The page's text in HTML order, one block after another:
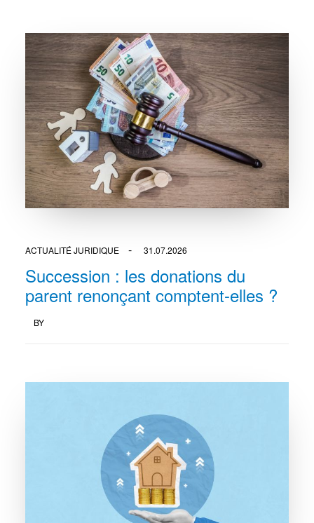
ACTUALITÉ JURIDIQUE 31.07.2026
Succession : les donations du
parent renonçant comptent-elles ?
BY